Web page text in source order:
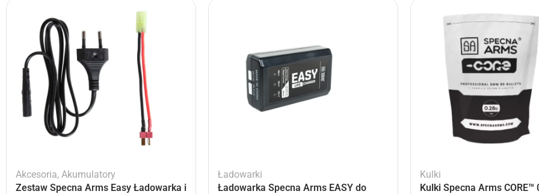
Akcesoria, Akumulatory
Zestaw Specna Arms Easy Ładowarka i
Ładowarki
Ładowarka Specna Arms EASY do
Kulki
Kulki Specna Arms CORE™